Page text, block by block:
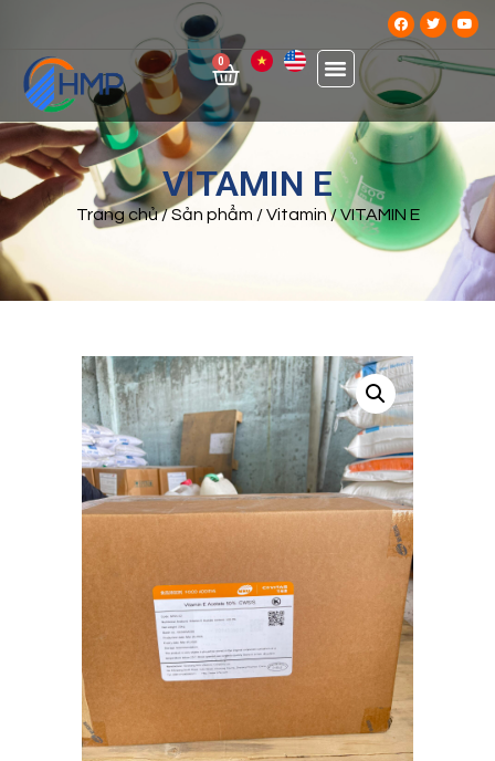
0
VITAMIN E
Trang chủ/Sản phẩm /Vitamin/ VITAMIN E